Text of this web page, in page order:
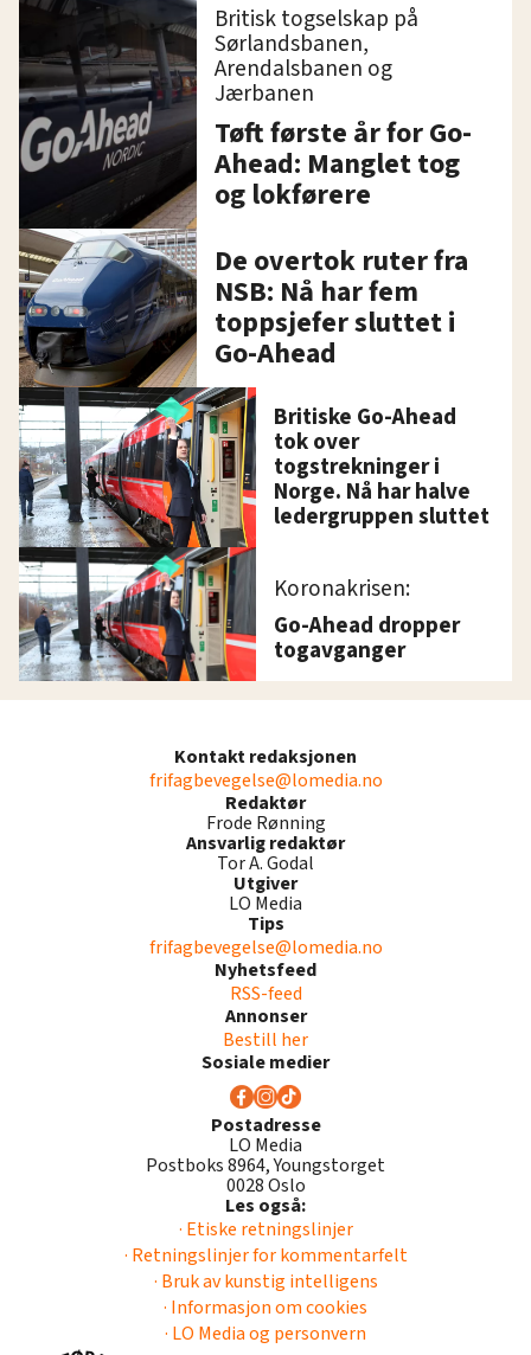
Britisk togselskap på
Sørlandsbanen,
Arendalsbanen og
Jærbanen
Tøft første år for Go-
Ahead: Manglet tog
og lokførere
De overtok ruter fra
NSB: Nå har fem
toppsjefer sluttet i
Go-Ahead
Britiske Go-Ahead
tok over
togstrekninger i
Norge. Nå har halve
ledergruppen sluttet
Koronakrisen:
Go-Ahead dropper
togavganger
Kontakt redaksjonen
frifagbevegelse@lomedia.no
Redaktør
Frode Rønning
Ansvarlig redaktør
Tor A. Godal
Utgiver
LO Media
Tips
frifagbevegelse@lomedia.no
Nyhetsfeed
RSS-feed
Annonser
Bestill her
Sosiale medier
Postadresse
LO Media
Postboks 8964, Youngstorget
0028 Oslo
Les også:
· Etiske retningslinjer
· Retningslinjer for kommentarfelt
· Bruk av kunstig intelligens
· Informasjon om cookies
· LO Media og personvern